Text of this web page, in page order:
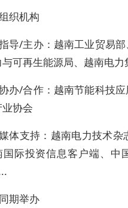
织机构
导/主办：越南工业贸易
与可再生能源局、越南电力
办/合作：越南节能科技
协会
体支持：越南电力技术杂
国际投资信息客户端、中
同期举办